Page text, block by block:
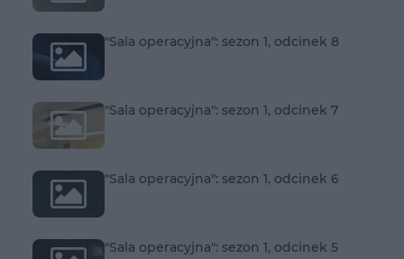
"Sala operacyjna": sezon 1, odcinek 8
"Sala operacyjna": sezon 1, odcinek 7
"Sala operacyjna": sezon 1, odcinek 6
"Sala operacyjna": sezon 1, odcinek 5